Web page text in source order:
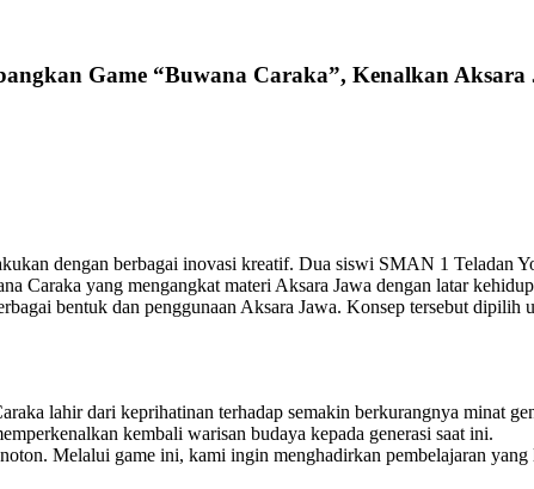
Game “Buwana Caraka”, Kenalkan
dengan berbagai inovasi kreatif. Dua siswi SMAN 1 Teladan
Caraka yang mengangkat materi Aksara Jawa dengan latar
bentuk dan penggunaan Aksara Jawa. Konsep tersebut
lahir dari keprihatinan terhadap semakin berkurangnya minat
kembali warisan budaya kepada generasi saat ini.
Melalui game ini, kami ingin menghadirkan pembelajaran